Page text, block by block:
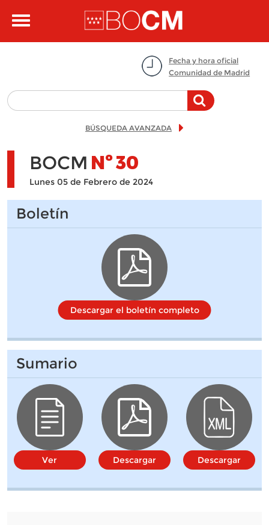
Toggle
Fecha y hora oficial
Comunidad de Madrid
BÚSQUEDA AVANZADA
BOCM Nº30
Lunes 05 de Febrero de 2024
Boletín
Descargar el boletín completo
Sumario
Ver Descargar Descargar